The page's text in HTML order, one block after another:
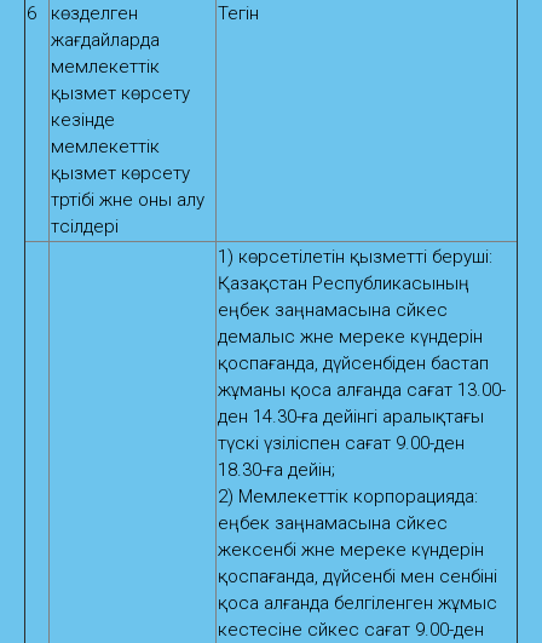
6
көзделген
жағдайларда
мемлекеттік
қызмет көрсету
кезінде
мемлекеттік
қызмет көрсету
тәртібі және оны алу
тәсілдері
Тегін
1) көрсетілетін қызметті беруші:
Қазақстан Республикасының
еңбек заңнамасына сәйкес
демалыс және мереке күндерін
қоспағанда, дүйсенбіден бастап
жұманы қоса алғанда сағат 13.00-
ден 14.30-ға дейінгі аралықтағы
түскі үзіліспен сағат 9.00-ден
18.30-ға дейін;
2) Мемлекеттік корпорацияда:
еңбек заңнамасына сәйкес
жексенбі және мереке күндерін
қоспағанда, дүйсенбі мен сенбіні
қоса алғанда белгіленген жұмыс
кестесіне сәйкес сағат 9.00-ден